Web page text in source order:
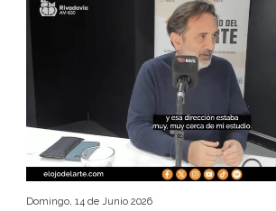
Domingo, 14 de Junio 2026